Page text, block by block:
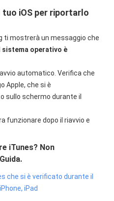
iOS per riportarlo
ti mostrerà un messaggio che
sistema operativo è
automatico. Verifica che
Apple, che si è
sullo schermo durante il
funzionare dopo il riavvio e
iTunes? Non
che si è verificato durante il
iPad